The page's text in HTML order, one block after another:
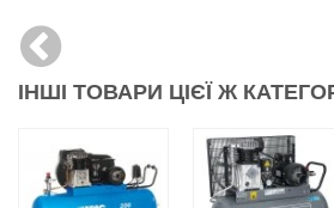
ІНШІ ТОВАРИ ЦІЄЇ Ж